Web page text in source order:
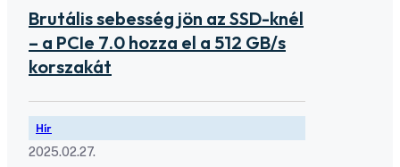
Brutális sebesség jön az SSD-knél
– a PCIe 7.0 hozza el a 512 GB/s
korszakát
Hír
2025.02.27.